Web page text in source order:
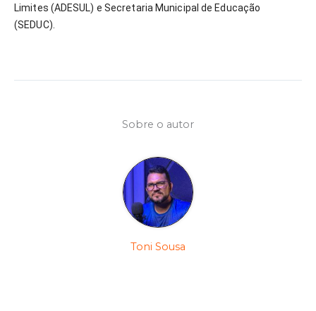
Limites (ADESUL) e Secretaria Municipal de Educação
(SEDUC).
Sobre o autor
Toni Sousa